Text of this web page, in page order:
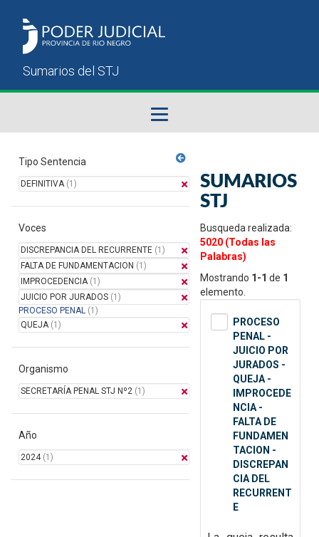
Sumarios del STJ
Manual del Usuario
Tipo Sentencia
DEFINITIVA(1)
Voces
DISCREPANCIA DEL RECURRENTE (1)
FALTA DE FUNDAMENTACION (1)
IMPROCEDENCIA(1)
JUICIO POR JURADOS (1)
PROCESO PENAL (1)
QUEJA(1)
Organismo
SECRETARÍA PENAL STJ Nº2 (1)
Año
2024(1)
SUMARIOS
STJ
Busqueda realizada:
5020 (Todas las
Palabras)
Mostrando 1-1 de 1
elemento.
PROCESO
PENAL -
JUICIO POR
JURADOS -
QUEJA -
IMPROCEDE
NCIA -
FALTA DE
FUNDAMEN
TACION -
DISCREPAN
CIA DEL
RECURRENT
E